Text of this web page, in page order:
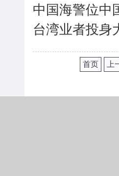
中国海警位中
台湾业者投身
首页 上